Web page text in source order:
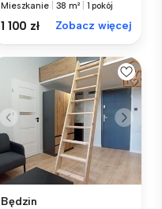
Mieszkanie 38 m² 1 pokój
1 100 zł Zobacz więcej
Będzin